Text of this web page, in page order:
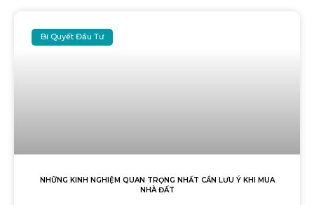
Bí Quyết Đầu Tư
NHỮNG KINH NGHIỆM QUAN TRỌNG NHẤT CẦN LƯU Ý KHI MUA
NHÀ ĐẤT